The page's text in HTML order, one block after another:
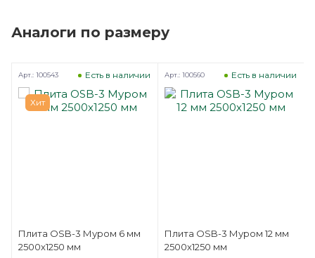
Аналоги по размеру
Хит
Плита OSB-3 Муром 6 мм
2500х1250 мм
Есть в наличии
Арт.: 100543
Плита OSB-3 Муром 12 мм
2500х1250 мм
Есть в наличии
Арт.: 100560